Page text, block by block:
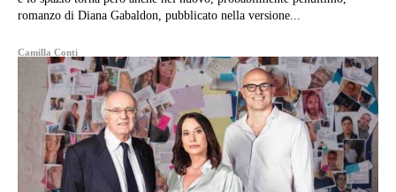
romanzo di Diana Gabaldon, pubblicato nella versione...
Camilla Conti